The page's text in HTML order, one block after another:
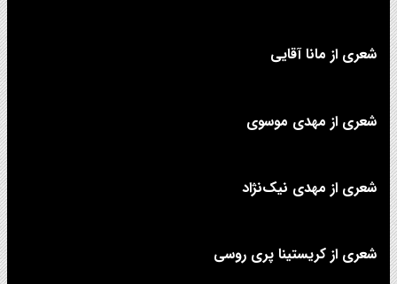
شعری از مانا آقایی
شعری از مهدی موسوی
شعری از مهدی نیک‌نژاد
شعری از کریستینا پری روسی